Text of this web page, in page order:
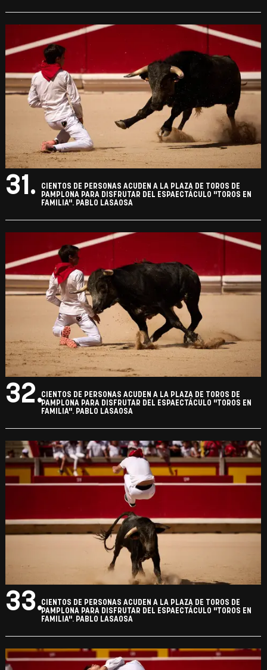
31.
CIENTOS DE PERSONAS ACUDEN A LA PLAZA DE TOROS DE
PAMPLONA PARA DISFRUTAR DEL ESPAECTÁCULO "TOROS EN
FAMILIA". PABLO LASAOSA
32.CIENTOS DE PERSONAS ACUDEN A LA PLAZA DE TOROS DE
PAMPLONA PARA DISFRUTAR DEL ESPAECTÁCULO "TOROS EN
FAMILIA". PABLO LASAOSA
33.CIENTOS DE PERSONAS ACUDEN A LA PLAZA DE TOROS DE
PAMPLONA PARA DISFRUTAR DEL ESPAECTÁCULO "TOROS EN
FAMILIA". PABLO LASAOSA